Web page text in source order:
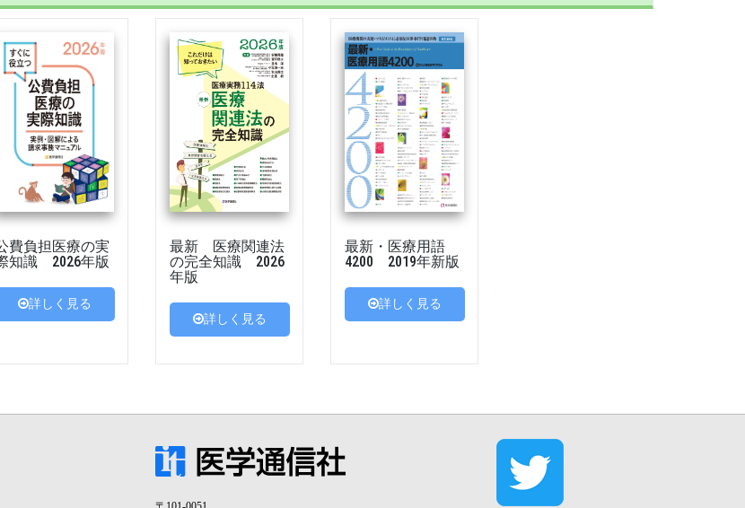
費負担医療の実
知識 2026年版
詳しく見る
最新 医療関連法
の完全知識 2026
年版
詳しく見る
最新・医療用語
4200 2019年新版
詳しく見る